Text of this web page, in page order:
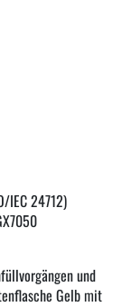
IEC 24712)
und
Gelb mit